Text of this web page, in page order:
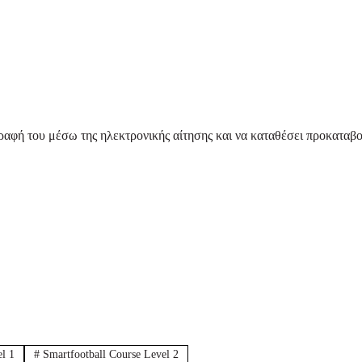
του μέσω της ηλεκτρονικής αίτησης και να καταθέσει
1 # Smartfootball Course Level 2